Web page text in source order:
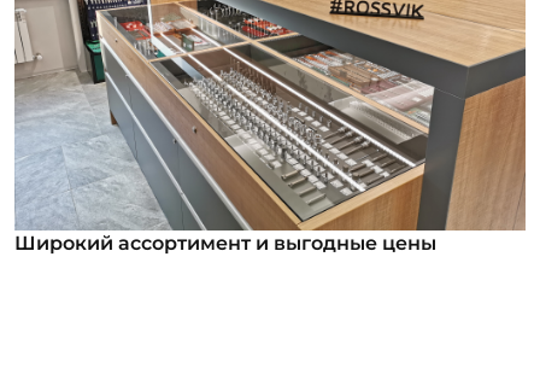
Широкий ассортимент и выгодные цены